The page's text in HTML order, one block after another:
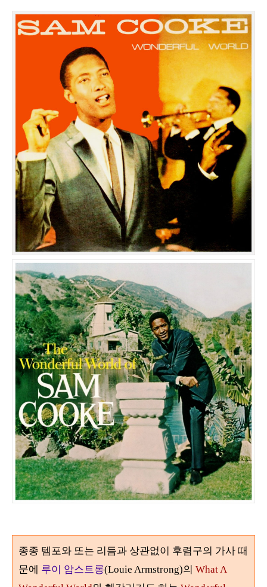
종종 템포와 또는 리듬과 상관없이 후렴구의 가사 때
문에 루이 암스트롱(Louie Armstrong)의 What A